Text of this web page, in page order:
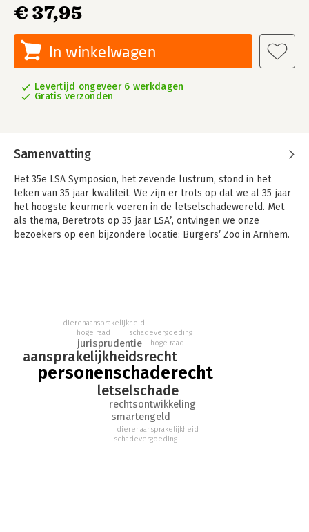
€ 37,95
In winkelwagen
Levertijd ongeveer 6 werkdagen
Gratis verzonden
Samenvatting
Het 35e LSA Symposion, het zevende lustrum, stond in het
teken van 35 jaar kwaliteit. We zijn er trots op dat we al 35 jaar
het hoogste keurmerk voeren in de letselschadewereld. Met
als thema, Beretrots op 35 jaar LSA’, ontvingen we onze
bezoekers op een bijzondere locatie: Burgers’ Zoo in Arnhem.
In deze bundel vindt u de bijdragen van de sprekers terug en
kunt u de onderwerpen nog eens nalezen en overpeinzen.
personenschaderecht
letselschade
aansprakelijkheidsrecht
jurisprudentie
rechtsontwikkeling
smartengeld
hoge raad
dierenaansprakelijkheid
schadevergoeding
hoge raad
dierenaansprakelijkheid
schadevergoeding